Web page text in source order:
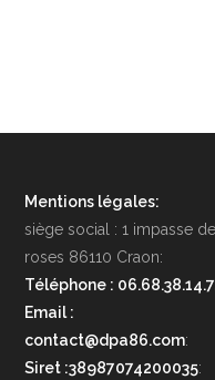
Mentions légales:
siège social : 1 impasse
roses 86110 Craon:
Téléphone :
Email :
contact@dpa86.com:
Siret :38987074200035: